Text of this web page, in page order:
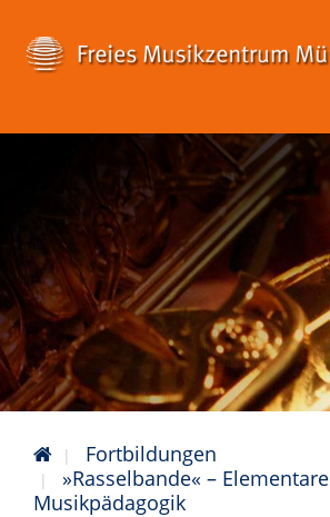
Fortbildungen
»Rasselbande« – Elementare
Musikpädagogik